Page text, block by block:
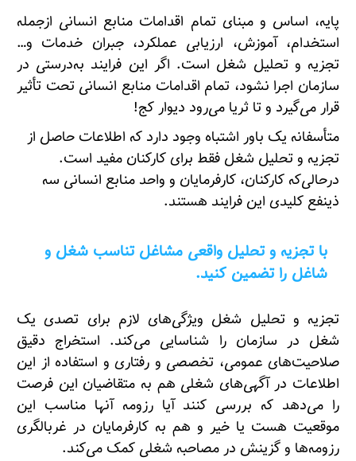
پایه، اساس و مبنای تمام اقدامات منابع انسانی ازجمله
استخدام، آموزش، ارزیابی عملکرد، جبران خدمات و…
تجزیه و تحلیل شغل است. اگر این فرایند به‌درستی در
سازمان اجرا نشود، تمام اقدامات منابع انسانی تحت تأثیر
قرار می‌گیرد و تا ثریا می‌رود دیوار کج!
متأسفانه یک باور اشتباه وجود دارد که اطلاعات حاصل از
تجزیه و تحلیل شغل فقط برای کارکنان مفید است.
درحالی‌که کارکنان، کارفرمایان و واحد منابع انسانی سه
ذینفع کلیدی این فرایند هستند.
با تجزیه و تحلیل واقعی مشاغل تناسب شغل و
شاغل را تضمین کنید.
تجزیه و تحلیل شغل ویژگی‌های لازم برای تصدی یک
شغل در سازمان را شناسایی می‌کند. استخراج دقیق
صلاحیت‌های عمومی، تخصصی و رفتاری و استفاده از این
اطلاعات در آگهی‌های شغلی هم به متقاضیان این فرصت
را می‌دهد که بررسی کنند آیا رزومه آنها مناسب این
موقعیت هست یا خیر و هم به کارفرمایان در غربالگری
رزومه‌ها و گزینش در مصاحبه شغلی کمک می‌کند.